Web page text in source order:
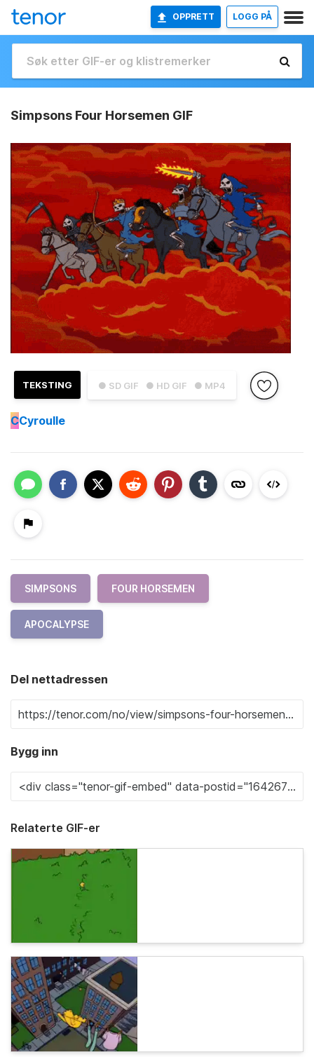
OPPRETT LOGG PÅ
Simpsons Four Horsemen GIF
● SD GIF ● HD GIF ● MP4
TEKSTING
CCyroulle
SIMPSONS FOUR HORSEMEN
APOCALYPSE
Del nettadressen
Bygg inn
Relaterte GIF-er